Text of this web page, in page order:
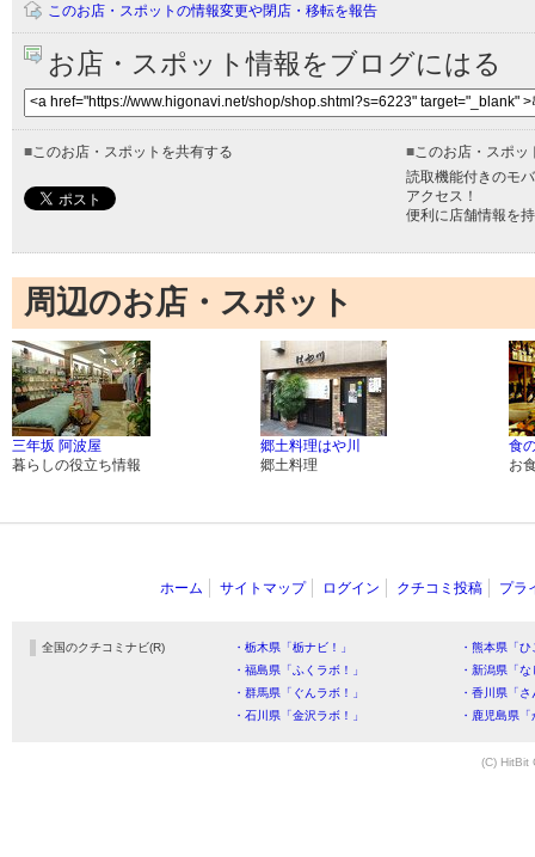
このお店・スポットの情報変更や閉店・移転を報告
お店・スポット情報をブログにはる
■ このお店・スポットを共有する ■ このお店・スポ
読取機能付きのモ
アクセス！
便利に店舗情報を
周辺のお店・スポット
三年坂 阿波屋
暮らしの役立ち情報
郷土料理はや川
郷土料理
食
お
ホーム サイトマップ ログイン クチコミ投稿 プラ
全国のクチコミナビ(R) ・栃木県「栃ナビ！」
・熊本県「
・福島県「ふくラボ！」
・新潟県「
・群馬県「ぐんラボ！」
・香川県「
・石川県「金沢ラボ！」
・鹿児島県
(C) HitBit